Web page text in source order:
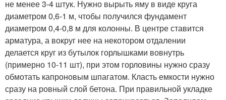
не менее 3-4 штук. Нужно вырыть яму в виде круга
диаметром 0,6-1 м, чтобы получился фундамент
диаметром 0,4-0,8 м для колонны. В центре ставится
арматура, а вокруг нее на некотором отдалении
делается круг из бутылок горлышками вовнутрь
(примерно 10-11 шт), при этом горловины нужно сразу
обмотать капроновым шпагатом. Класть емкости нужно
сразу на ровный слой бетона. При правильной укладке